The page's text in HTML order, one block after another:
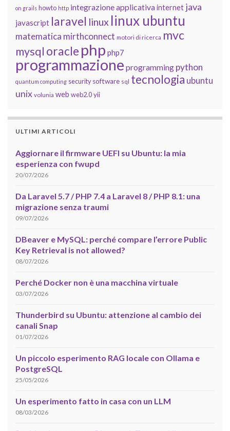
on grails howto http integrazione applicativainternet java
javascript laravel linux linux ubuntu
matematica mirthconnect motori di ricerca mvc
mysql oracle php php7
programmazione programming python
quantum computing security software sql tecnologia ubuntu
unix volunia web web2.0 yii
ULTIMI ARTICOLI
Aggiornare il firmware UEFI su Ubuntu: la mia
esperienza con fwupd
20/07/2026
Da Laravel 5.7 / PHP 7.4 a Laravel 8 / PHP 8.1: una
migrazione senza traumi
09/07/2026
DBeaver e MySQL: perché compare l’errore Public
Key Retrieval is not allowed?
08/07/2026
Perché Docker non è una macchina virtuale
03/07/2026
Thunderbird su Ubuntu: attenzione al cambio dei
canali Snap
01/07/2026
Un piccolo esperimento RAG locale con Ollama e
PostgreSQL
25/05/2026
Un esperimento fatto in casa con un LLM
08/03/2026